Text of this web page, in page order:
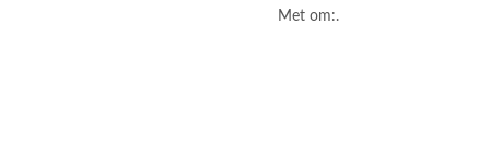
Met om:.